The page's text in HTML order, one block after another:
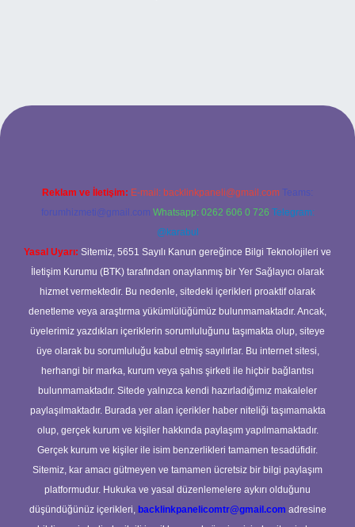
yeni giriş adresi
Reklam ve İletişim: E-mail: backlinkpaneli@gmail.com Teams:
forumhizmeti@gmail.com Whatsapp: 0262 606 0 726 Telegram:
@karabul
Yasal Uyarı: Sitemiz, 5651 Sayılı Kanun gereğince Bilgi Teknolojileri ve
İletişim Kurumu (BTK) tarafından onaylanmış bir Yer Sağlayıcı olarak
hizmet vermektedir. Bu nedenle, sitedeki içerikleri proaktif olarak
denetleme veya araştırma yükümlülüğümüz bulunmamaktadır. Ancak,
üyelerimiz yazdıkları içeriklerin sorumluluğunu taşımakta olup, siteye
üye olarak bu sorumluluğu kabul etmiş sayılırlar. Bu internet sitesi,
herhangi bir marka, kurum veya şahıs şirketi ile hiçbir bağlantısı
bulunmamaktadır. Sitede yalnızca kendi hazırladığımız makaleler
paylaşılmaktadır. Burada yer alan içerikler haber niteliği taşımamakta
olup, gerçek kurum ve kişiler hakkında paylaşım yapılmamaktadır.
Gerçek kurum ve kişiler ile isim benzerlikleri tamamen tesadüfidir.
Sitemiz, kar amacı gütmeyen ve tamamen ücretsiz bir bilgi paylaşım
platformudur. Hukuka ve yasal düzenlemelere aykırı olduğunu
düşündüğünüz içerikleri, backlinkpanelicomtr@gmail.com adresine